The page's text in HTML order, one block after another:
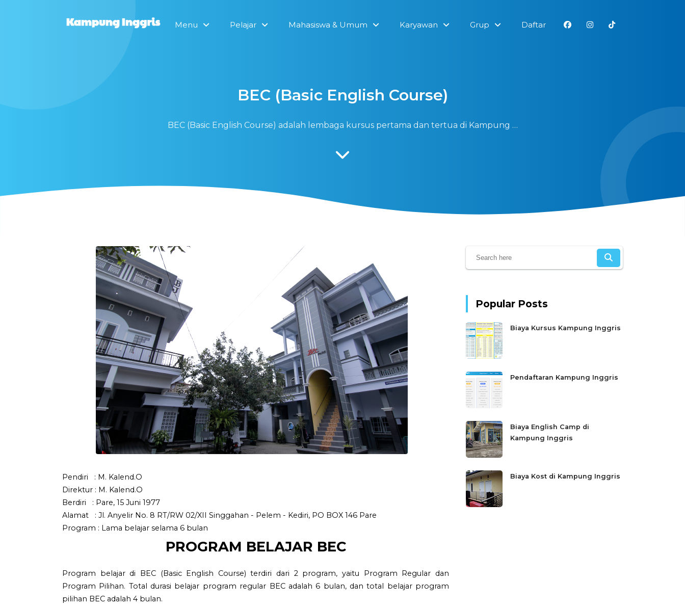
Menu Pelajar Mahasiswa & Umum Karyawan Grup Daftar
BEC (Basic English Course)
BEC (Basic English Course) adalah lembaga kursus pertama dan tertua di Kampung …
Pendiri : M. Kalend.O
Direktur : M. Kalend.O
Berdiri : Pare, 15 Juni 1977
Alamat : Jl. Anyelir No. 8 RT/RW 02/XII Singgahan - Pelem - Kediri, PO BOX 146 Pare
Program : Lama belajar selama 6 bulan
PROGRAM BELAJAR BEC
Program belajar di BEC (Basic English Course) terdiri dari 2 program, yaitu Program Regular dan
Program Pilihan. Total durasi belajar program regular BEC adalah 6 bulan, dan total belajar program
pilihan BEC adalah 4 bulan.
Popular Posts
Biaya Kursus Kampung Inggris
Pendaftaran Kampung Inggris
Biaya English Camp di
Kampung Inggris
Biaya Kost di Kampung Inggris